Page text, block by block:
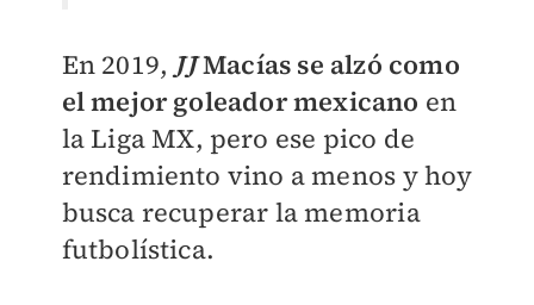
En 2019,JJMacías se alzó como
el mejor goleador mexicano en
la Liga MX, pero ese pico de
rendimiento vino a menos y hoy
busca recuperar la memoria
futbolística.